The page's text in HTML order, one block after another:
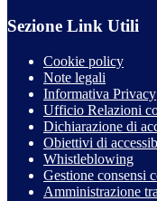
Sezione Link Utili
Cookie policy
Note legali
Informativa Privacy
Ufficio Relazioni
Dichiarazione di
Obiettivi di
Whistleblowing
Gestione consensi
Amministrazione